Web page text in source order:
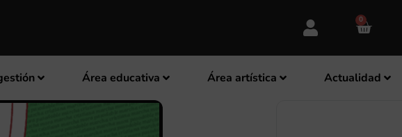
0
Área educativa Área artística Actualidad